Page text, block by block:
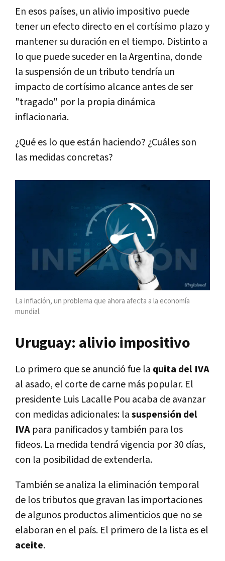
En esos países, un alivio impositivo puede
tener un efecto directo en el cortísimo plazo y
mantener su duración en el tiempo. Distinto a
lo que puede suceder en la Argentina, donde
la suspensión de un tributo tendría un
impacto de cortísimo alcance antes de ser
"tragado" por la propia dinámica
inflacionaria.
¿Qué es lo que están haciendo? ¿Cuáles son
las medidas concretas?
La inflación, un problema que ahora afecta a la economía
mundial.
Uruguay: alivio impositivo
Lo primero que se anunció fue la quita del IVA
al asado, el corte de carne más popular. El
presidente Luis Lacalle Pou acaba de avanzar
con medidas adicionales: lasuspensión del
IVA para panificados y también para los
fideos. La medida tendrá vigencia por 30 días,
con la posibilidad de extenderla.
También se analiza la eliminación temporal
de los tributos que gravan las importaciones
de algunos productos alimenticios que no se
elaboran en el país. El primero de la lista es el
aceite.